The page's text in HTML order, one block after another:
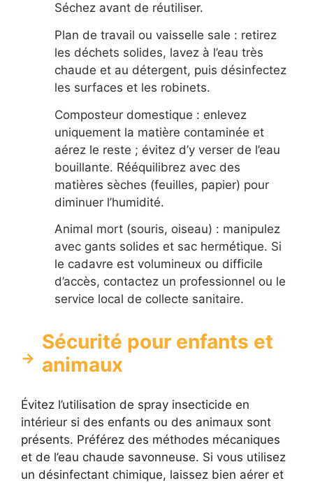
Séchez avant de réutiliser.
Plan de travail ou vaisselle sale : retirez
les déchets solides, lavez à l’eau très
chaude et au détergent, puis désinfectez
les surfaces et les robinets.
Composteur domestique : enlevez
uniquement la matière contaminée et
aérez le reste ; évitez d’y verser de l’eau
bouillante. Rééquilibrez avec des
matières sèches (feuilles, papier) pour
diminuer l’humidité.
Animal mort (souris, oiseau) : manipulez
avec gants solides et sac hermétique. Si
le cadavre est volumineux ou difficile
d’accès, contactez un professionnel ou le
service local de collecte sanitaire.
Sécurité pour enfants et
animaux
Évitez l’utilisation de spray insecticide en
intérieur si des enfants ou des animaux sont
présents. Préférez des méthodes mécaniques
et de l’eau chaude savonneuse. Si vous utilisez
un désinfectant chimique, laissez bien aérer et